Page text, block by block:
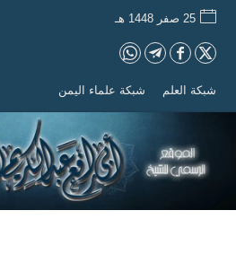
25 صفر 1448 هـ
شبكة العلم شبكة علماء اليمن